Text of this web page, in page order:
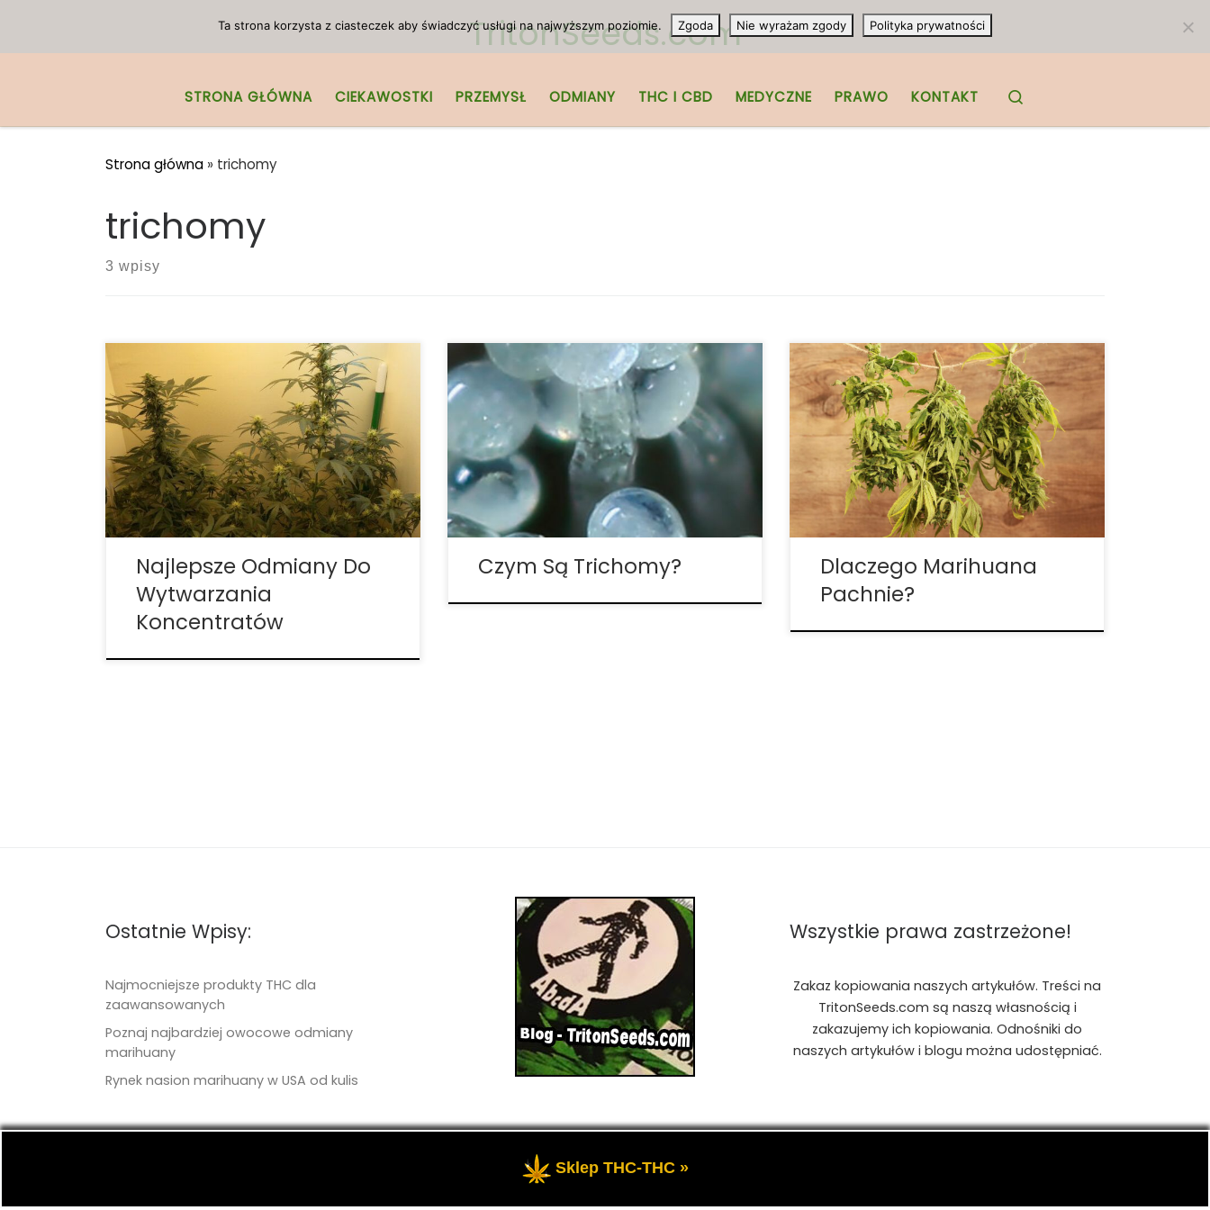
TritonSeeds.com
STRONA GŁÓWNA CIEKAWOSTKI PRZEMYSŁ ODMIANY THC I CBD MEDYCZNE PRAWO KONTAKT
Strona główna » trichomy
trichomy
3 wpisy
Top 10 najlepszych odmian marihuany do
wytwarzania koncentratów. Żywica – ten
lepki materiał powstaje w trichomach
rośliny marihuany i zawiera flawonoidy,
terpeny i kannabinoidy, czyli zasadniczo
wszystkie związki odpowiedzialne za to,
dlaczego ludzie lubią konopie indyjskie.
Dzięki wysokiej zawartości THC, […]
Najlepsze Odmiany Do
Wytwarzania
Koncentratów
Anatomia roślin marihuany: Czym są
trichomy? Marihuana przeszła długą
drogę od czasu odkrycia jej po raz
pierwszy. W ciągu ostatniej dekady jej
popularność gwałtownie wzrosła i
obecnie jest to jedna z najczęściej
stosowanych roślin na świecie. Wraz z
całą tą […]
Czym Są Trichomy?
Dlaczego rośliny marihuany tak mocno
pachną? Zapach marihuany albo się
kocha albo nienawidzi. Jako hodowca
możesz się zastanawiać, kiedy twoje
rośliny zaczną pachnieć, aby zapobiec
przedostawaniu się tego zapachu do
niechcianych nozdrzy. Jak pachnie roślina
marihuany? Ze względu na to, […]
Dlaczego Marihuana
Pachnie?
Ostatnie Wpisy:
Najmocniejsze produkty THC dla
zaawansowanych
Poznaj najbardziej owocowe odmiany
marihuany
Rynek nasion marihuany w USA od kulis
Wszystkie prawa zastrzeżone!
Zakaz kopiowania naszych artykułów. Treści na
TritonSeeds.com są naszą własnością i
zakazujemy ich kopiowania. Odnośniki do
naszych artykułów i blogu można udostępniać.
- Przedstawia portal-blog o Marihuanie, cannabis, konopiach indyjskich, CBD, RSO, THC.
Ta strona korzysta z ciasteczek aby świadczyć usługi na najwyższym poziomie. Zgoda Nie wyrażam zgody Polityka prywatności
Sklep THC-THC »